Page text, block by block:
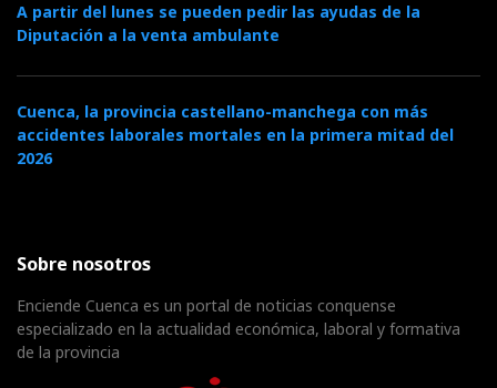
A partir del lunes se pueden pedir las ayudas de la
Diputación a la venta ambulante
Cuenca, la provincia castellano-manchega con más
accidentes laborales mortales en la primera mitad del
2026
Sobre nosotros
Enciende Cuenca es un portal de noticias conquense
especializado en la actualidad económica, laboral y formativa
de la provincia